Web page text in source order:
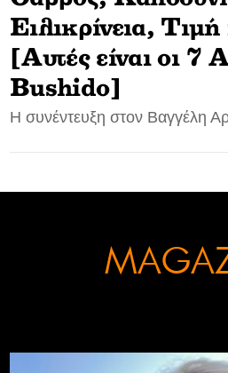
CONTACT
ADVERTISE
Ειλικρίνεια,
[Αυτές είναι οι 7
Bushido]
H συνέντευξη στον Βαγγέλη